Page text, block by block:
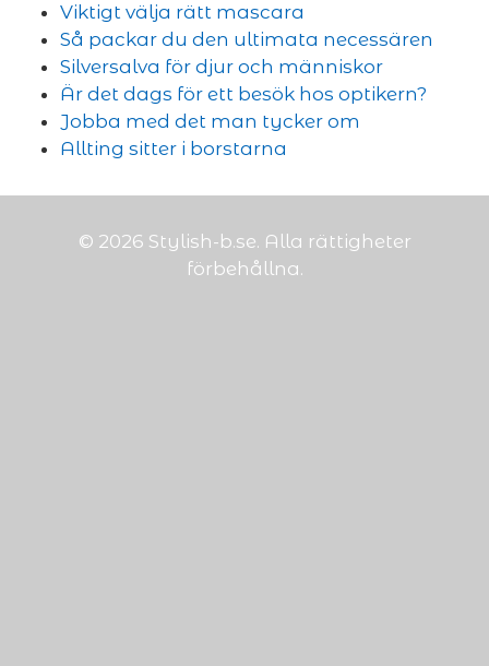
Viktigt välja rätt mascara
Så packar du den ultimata necessären
Silversalva för djur och människor
Är det dags för ett besök hos optikern?
Jobba med det man tycker om
Allting sitter i borstarna
© 2026 Stylish-b.se. Alla rättigheter
förbehållna.